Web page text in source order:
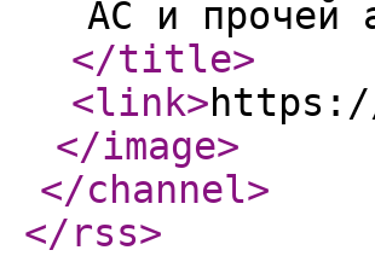
АС и прочей
</title>
<link>
</image>
</channel>
</rss>